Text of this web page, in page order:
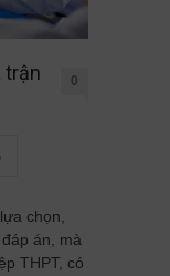
trận
0
chọn,
án, mà
THPT, có